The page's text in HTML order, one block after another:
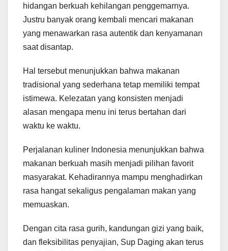
hidangan berkuah kehilangan penggemarnya.
Justru banyak orang kembali mencari makanan
yang menawarkan rasa autentik dan kenyamanan
saat disantap.
Hal tersebut menunjukkan bahwa makanan
tradisional yang sederhana tetap memiliki tempat
istimewa. Kelezatan yang konsisten menjadi
alasan mengapa menu ini terus bertahan dari
waktu ke waktu.
Perjalanan kuliner Indonesia menunjukkan bahwa
makanan berkuah masih menjadi pilihan favorit
masyarakat. Kehadirannya mampu menghadirkan
rasa hangat sekaligus pengalaman makan yang
memuaskan.
Dengan cita rasa gurih, kandungan gizi yang baik,
dan fleksibilitas penyajian, Sup Daging akan terus